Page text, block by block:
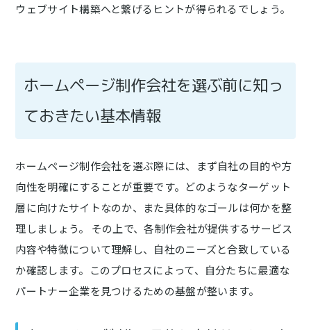
ウェブサイト構築へと繋げるヒントが得られるでしょう。
ホームページ制作会社を選ぶ前に知っ
ておきたい基本情報
ホームページ制作会社を選ぶ際には、まず自社の目的や方
向性を明確にすることが重要です。どのようなターゲット
層に向けたサイトなのか、また具体的なゴールは何かを整
理しましょう。 その上で、各制作会社が提供するサービス
内容や特徴について理解し、自社のニーズと合致している
か確認します。このプロセスによって、自分たちに最適な
パートナー企業を見つけるための基盤が整います。